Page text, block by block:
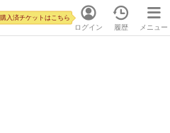
ログイン
購入済チケットはこちら
履歴 メニュー